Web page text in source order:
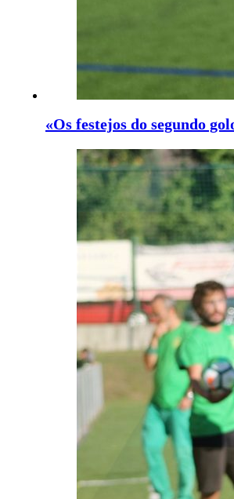
«Os festejos do segundo